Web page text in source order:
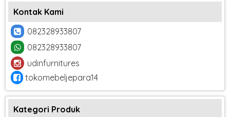
Kontak Kami
082328933807
082328933807
udinfurnitures
tokomebeljepara14
Kategori Produk